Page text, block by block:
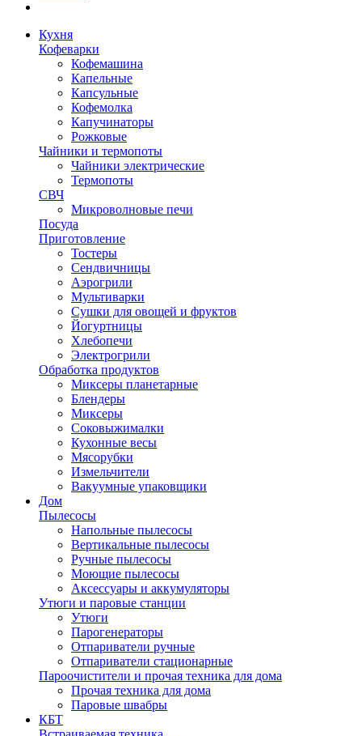
Кухня
Кофеварки
Кофемашина
Капельные
Капсульные
Кофемолка
Капучинаторы
Рожковые
Чайники и термопоты
Чайники электрические
Термопоты
СВЧ
Микроволновые печи
Посуда
Приготовление
Тостеры
Сендвичницы
Аэрогрили
Мультиварки
Сушки для овощей и фруктов
Йогуртницы
Хлебопечи
Электрогрили
Обработка продуктов
Миксеры планетарные
Блендеры
Миксеры
Соковыжималки
Кухонные весы
Мясорубки
Измельчители
Вакуумные упаковщики
Дом
Пылесосы
Напольные пылесосы
Вертикальные пылесосы
Ручные пылесосы
Моющие пылесосы
Аксессуары и аккумуляторы
Утюги и паровые станции
Утюги
Парогенераторы
Отпариватели ручные
Отпариватели стационарные
Пароочистители и прочая техника для дома
Прочая техника для дома
Паровые швабры
КБТ